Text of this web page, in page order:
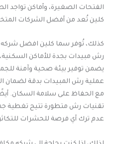
الفتحات الصغيرة، وأماكن تواجد
كلين تُعد من أفضل الشركات
كذلك، تُوفر سما كلين افضل
رش مبيدات بجدة للأماكن السكنية،
يضمن توفير بيئة صحية وآمنة
عملية رش المبيدات بدقة لضمان
مع الحفاظ على سلامة السكان.
تقنيات رش متطورة تتيح تغطية
عدم ترك أي فرصة للحشرات للتكاثر